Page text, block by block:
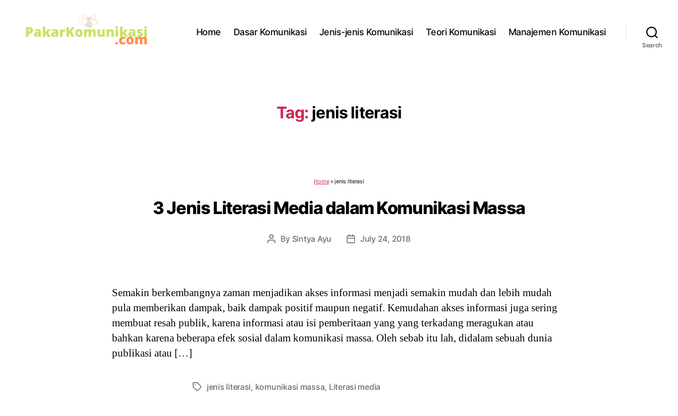
Home Dasar Komunikasi Jenis-jenis Komunikasi Teori Komunikasi Manajemen Komunikasi
Search
Tag: jenis literasi
Home»jenis literasi
3 Jenis Literasi Media dalam Komunikasi Massa
Post
By Sintya Ayu
PostJuly 24, 2018
Semakin berkembangnya zaman menjadikan akses informasi menjadi semakin mudah dan lebih mudah
pula memberikan dampak, baik dampak positif maupun negatif. Kemudahan akses informasi juga sering
membuat resah publik, karena informasi atau isi pemberitaan yang yang terkadang meragukan atau
bahkan karena beberapa efek sosial dalam komunikasi massa. Oleh sebab itu lah, didalam sebuah dunia
publikasi atau […]
Tagsjenis literasi, komunikasi massa, Literasi media